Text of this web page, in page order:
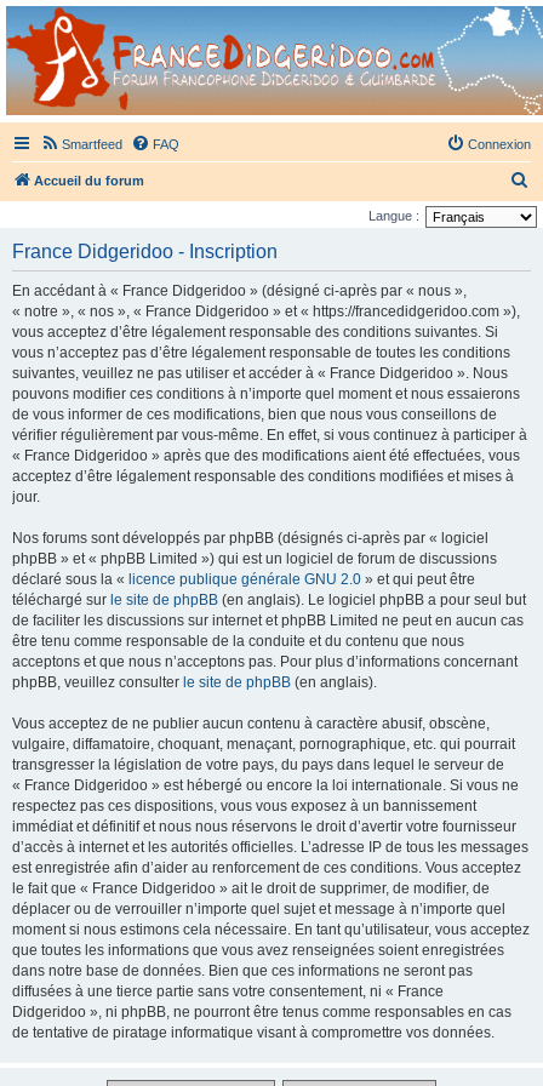
France Didgeridoo
Didgeridoo et Guimbarde sur France Didgeridoo - retrouvez la communauté.
Smartfeed FAQ Connexion
Accueil du forum
e
h
Langue :
France Didgeridoo - Inscription
En accédant à « France Didgeridoo » (désigné ci-après par « nous »,
« notre », « nos », « France Didgeridoo » et « https://francedidgeridoo.com »),
vous acceptez d’être légalement responsable des conditions suivantes. Si
vous n’acceptez pas d’être légalement responsable de toutes les conditions
suivantes, veuillez ne pas utiliser et accéder à « France Didgeridoo ». Nous
pouvons modifier ces conditions à n’importe quel moment et nous essaierons
de vous informer de ces modifications, bien que nous vous conseillons de
vérifier régulièrement par vous-même. En effet, si vous continuez à participer à
« France Didgeridoo » après que des modifications aient été effectuées, vous
acceptez d’être légalement responsable des conditions modifiées et mises à
jour.
Nos forums sont développés par phpBB (désignés ci-après par « logiciel
phpBB » et « phpBB Limited ») qui est un logiciel de forum de discussions
déclaré sous la « licence publique générale GNU 2.0 » et qui peut être
téléchargé sur le site de phpBB (en anglais). Le logiciel phpBB a pour seul but
de faciliter les discussions sur internet et phpBB Limited ne peut en aucun cas
être tenu comme responsable de la conduite et du contenu que nous
acceptons et que nous n’acceptons pas. Pour plus d’informations concernant
phpBB, veuillez consulter le site de phpBB (en anglais).
Vous acceptez de ne publier aucun contenu à caractère abusif, obscène,
vulgaire, diffamatoire, choquant, menaçant, pornographique, etc. qui pourrait
transgresser la législation de votre pays, du pays dans lequel le serveur de
« France Didgeridoo » est hébergé ou encore la loi internationale. Si vous ne
respectez pas ces dispositions, vous vous exposez à un bannissement
immédiat et définitif et nous nous réservons le droit d’avertir votre fournisseur
d’accès à internet et les autorités officielles. L’adresse IP de tous les messages
est enregistrée afin d’aider au renforcement de ces conditions. Vous acceptez
le fait que « France Didgeridoo » ait le droit de supprimer, de modifier, de
déplacer ou de verrouiller n’importe quel sujet et message à n’importe quel
moment si nous estimons cela nécessaire. En tant qu’utilisateur, vous acceptez
que toutes les informations que vous avez renseignées soient enregistrées
dans notre base de données. Bien que ces informations ne seront pas
diffusées à une tierce partie sans votre consentement, ni « France
Didgeridoo », ni phpBB, ne pourront être tenus comme responsables en cas
de tentative de piratage informatique visant à compromettre vos données.